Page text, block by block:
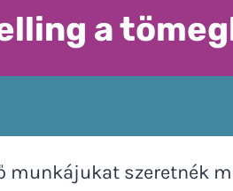
a
munkájukat szeretnék